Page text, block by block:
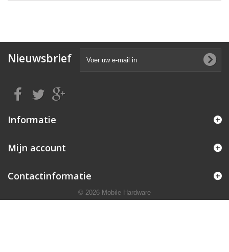
Nieuwsbrief
Informatie
Mijn account
Contactinformatie
© 2026 Mobile Hardware